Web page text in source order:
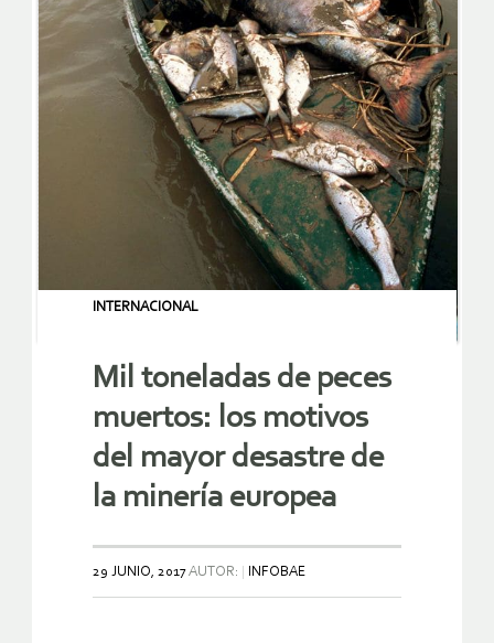
INTERNACIONAL
Mil toneladas de peces
muertos: los motivos
del mayor desastre de
la minería europea
29 JUNIO, 2017AUTOR: INFOBAE